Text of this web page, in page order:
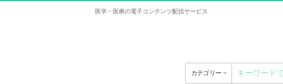
医学・医療の電子コンテンツ配信サービス
カテゴリー